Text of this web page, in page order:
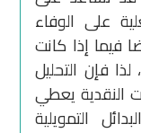
على الوفاء
فيما إذا كانت
فإن التحليل
النقدية يعطي
التمويلية